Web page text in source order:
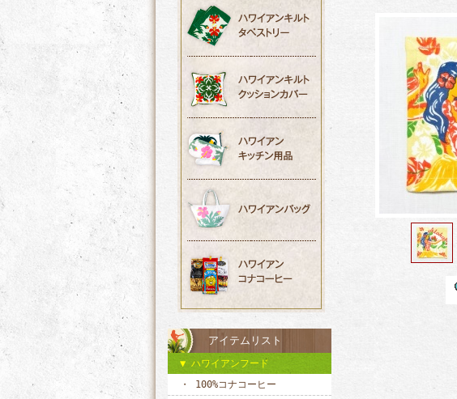
アイテムリスト
ハワイアンフード
100%コナコーヒー